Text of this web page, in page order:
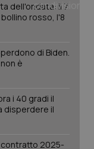
dell'ondata: il 7
rosso, l'8
di Biden.
è
i 40 gradi il
disperdere il
contratto 2025-